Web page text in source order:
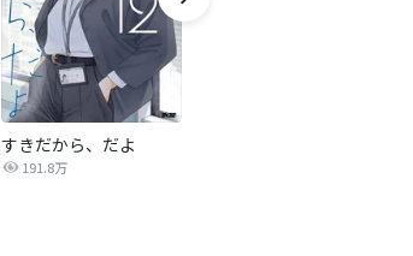
すきだから、だよ
191.8万